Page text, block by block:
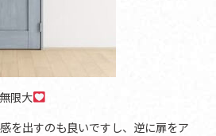
限大
を出すのも良いですし、逆に扉をア